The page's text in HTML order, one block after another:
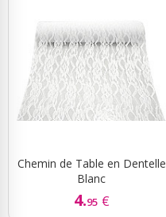
Chemin de Table en Dentelle
Blanc
4.95 €